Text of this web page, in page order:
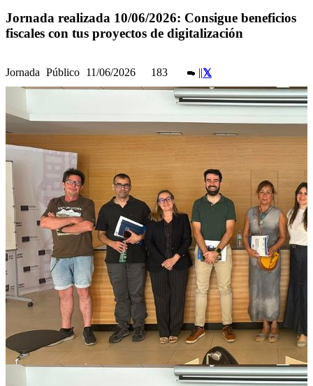
Jornada realizada 10/06/2026: Consigue beneficios
fiscales con tus proyectos de digitalización
Jornada Público 11/06/2026 183 ||